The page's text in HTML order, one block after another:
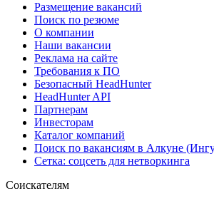
Размещение вакансий
Поиск по резюме
О компании
Наши вакансии
Реклама на сайте
Требования к ПО
Безопасный HeadHunter
HeadHunter API
Партнерам
Инвесторам
Каталог компаний
Поиск по вакансиям в Алкуне
Сетка: соцсеть для нетворкинга
Соискателям